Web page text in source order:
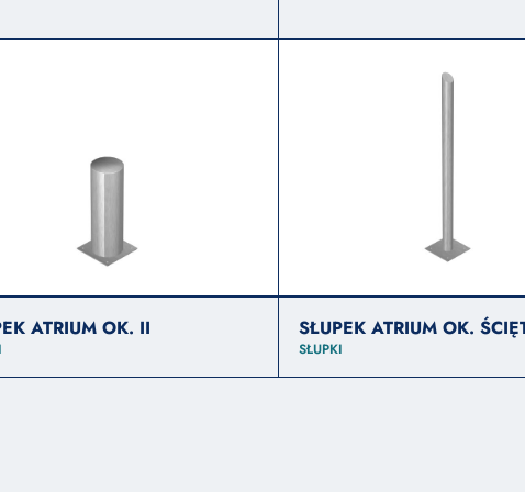
ATRIUM OK. II SŁUPEK ATRIUM OK.
SŁUPKI